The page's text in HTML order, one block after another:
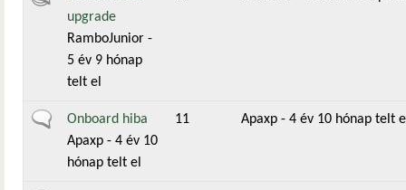
upgrade
RamboJunior -
5 év 9 hónap
telt el
Általános téma
Onboard hiba
Apaxp - 4 év 10
hónap telt el
11 Apaxp - 4 év 10 hónap telt